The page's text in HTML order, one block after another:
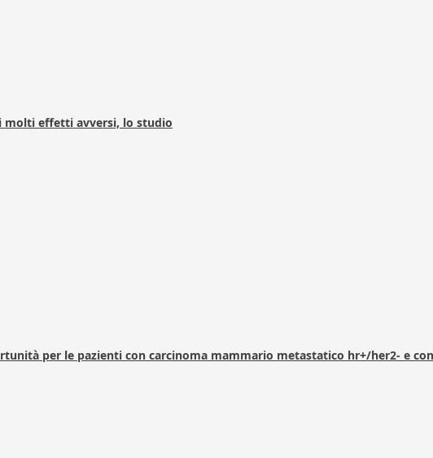
effetti avversi, lo studio
per le pazienti con carcinoma mammario metastatico hr+/her2- e